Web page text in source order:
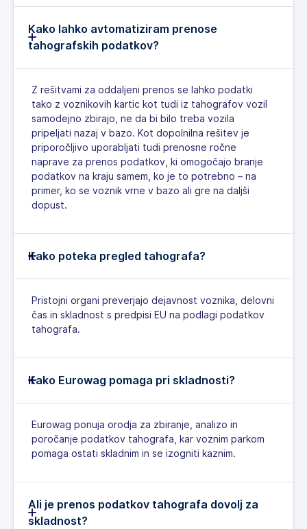
Kako lahko avtomatiziram prenose
tahografskih podatkov?
Z rešitvami za oddaljeni prenos se lahko podatki
tako z voznikovih kartic kot tudi iz tahografov vozil
samodejno zbirajo, ne da bi bilo treba vozila
pripeljati nazaj v bazo. Kot dopolnilna rešitev je
priporočljivo uporabljati tudi prenosne ročne
naprave za prenos podatkov, ki omogočajo branje
podatkov na kraju samem, ko je to potrebno – na
primer, ko se voznik vrne v bazo ali gre na daljši
dopust.
Kako poteka pregled tahografa?
Pristojni organi preverjajo dejavnost voznika, delovni
čas in skladnost s predpisi EU na podlagi podatkov
tahografa.
Kako Eurowag pomaga pri skladnosti?
Eurowag ponuja orodja za zbiranje, analizo in
poročanje podatkov tahografa, kar voznim parkom
pomaga ostati skladnim in se izogniti kaznim.
Ali je prenos podatkov tahografa dovolj za
skladnost?